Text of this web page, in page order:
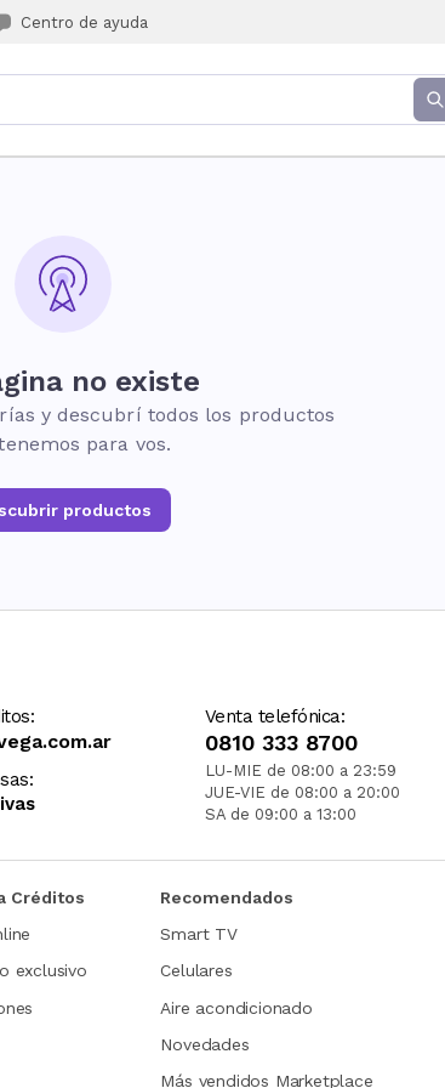
Centro de ayuda
no existe
y descubrí todos los productos
para vos.
productos
Venta telefónica:
0810 333 8700
LU-MIE de 08:00 a 23:59
JUE-VIE de 08:00 a 20:00
SA de 09:00 a 13:00
Créditos
exclusivo
Recomendados
Smart TV
Celulares
Aire acondicionado
Novedades
Más vendidos Marketplace